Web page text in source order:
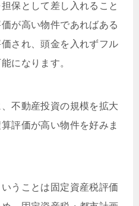
保として差し入れること
が高い物件であればある
され、頭金を入れずフル
になります。
不動産投資の規模を拡大
評価が高い物件を好みま
うことは固定資産税評価